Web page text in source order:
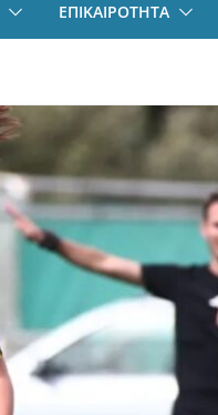
ΕΠΙΚΑΙΡΟΤΗΤΑ